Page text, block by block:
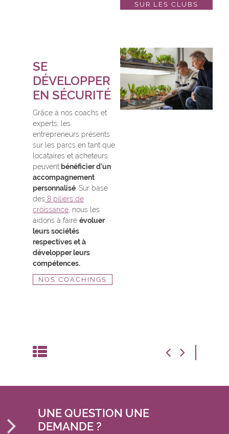
SUR LES CLUBS
SE
DÉVELOPPER
EN SÉCURITÉ
Grâce à nos coachs et
experts, les
entrepreneurs présents
sur les parcs en tant que
locataires et acheteurs
peuventbénéficier d’un
accompagnement
personnalisé. Sur base
des 8 piliers de
croissance, nous les
aidons à faire évoluer
leurs sociétés
respectives et à
développer leurs
compétences.
NOS COACHINGS
UNE QUESTION UNE
DEMANDE ?